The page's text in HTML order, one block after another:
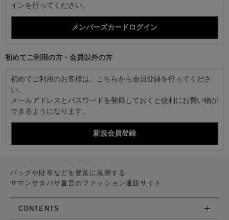
インを行ってください。
初めてご利用の方・会員以外の方
初めてご利用のお客様は、こちらから会員登録を行ってくださ
い。
メールアドレスとパスワードを登録しておくと便利にお買い物が
できるようになります。
バッグや財布などを豊富に展開する
サマンサタバサ直営のファッション通販サイト
CONTENTS